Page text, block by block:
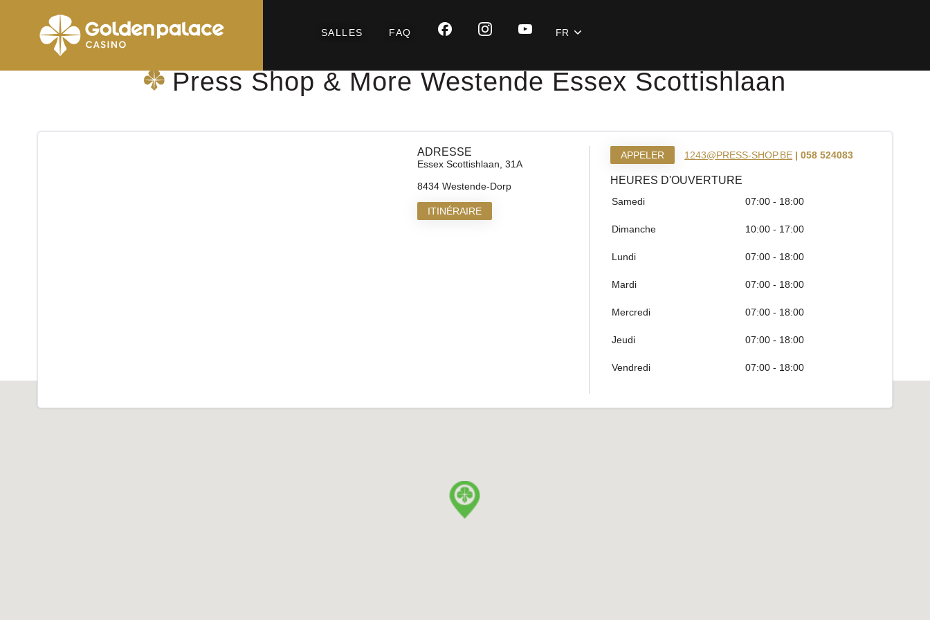
SALLES FAQ FR
page d'accueil Press Shop & More Westende Essex Scottishlaan
Press Shop & More Westende Essex Scottishlaan
ADRESSE
Essex Scottishlaan, 31A
8434 Westende-Dorp
ITINÉRAIRE
APPELER 1243@PRESS-SHOP.BE | 058 524083
HEURES D'OUVERTURE
Samedi 07:00 - 18:00
Dimanche 10:00 - 17:00
Lundi 07:00 - 18:00
Mardi 07:00 - 18:00
Mercredi 07:00 - 18:00
Jeudi 07:00 - 18:00
Vendredi 07:00 - 18:00